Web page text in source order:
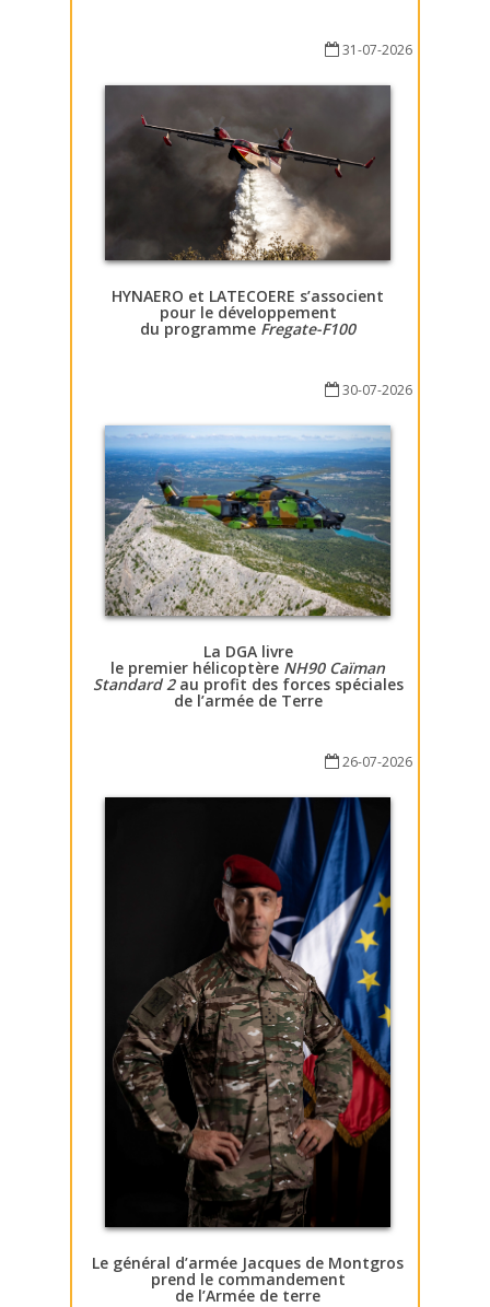
31-07-2026
HYNAERO et LATECOERE s’associent
pour le développement
du programme Fregate-F100
30-07-2026
La DGA livre
le premier hélicoptère NH90 Caïman
Standard 2au profit des forces spéciales
de l’armée de Terre
26-07-2026
Le général d’armée Jacques de Montgros
prend le commandement
de l’Armée de terre